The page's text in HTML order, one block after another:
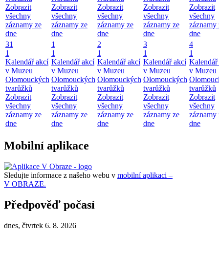
Zobrazit
všechny
záznamy ze
dne
Zobrazit
všechny
záznamy ze
dne
Zobrazit
všechny
záznamy ze
dne
Zobrazit
všechny
záznamy ze
dne
Zobrazit
všechny
záznamy
dne
31
1
Kalendář akcí
v Muzeu
Olomouckých
tvarůžků
Zobrazit
všechny
záznamy ze
dne
1
1
Kalendář akcí
v Muzeu
Olomouckých
tvarůžků
Zobrazit
všechny
záznamy ze
dne
2
1
Kalendář akcí
v Muzeu
Olomouckých
tvarůžků
Zobrazit
všechny
záznamy ze
dne
3
1
Kalendář akcí
v Muzeu
Olomouckých
tvarůžků
Zobrazit
všechny
záznamy ze
dne
4
1
v Muzeu
tvarůžků
Zobrazit
všechny
záznamy
dne
Mobilní aplikace
Sledujte informace z našeho webu v mobilní aplikaci –
V OBRAZE.
Předpověď počasí
dnes, čtvrtek 6. 8. 2026